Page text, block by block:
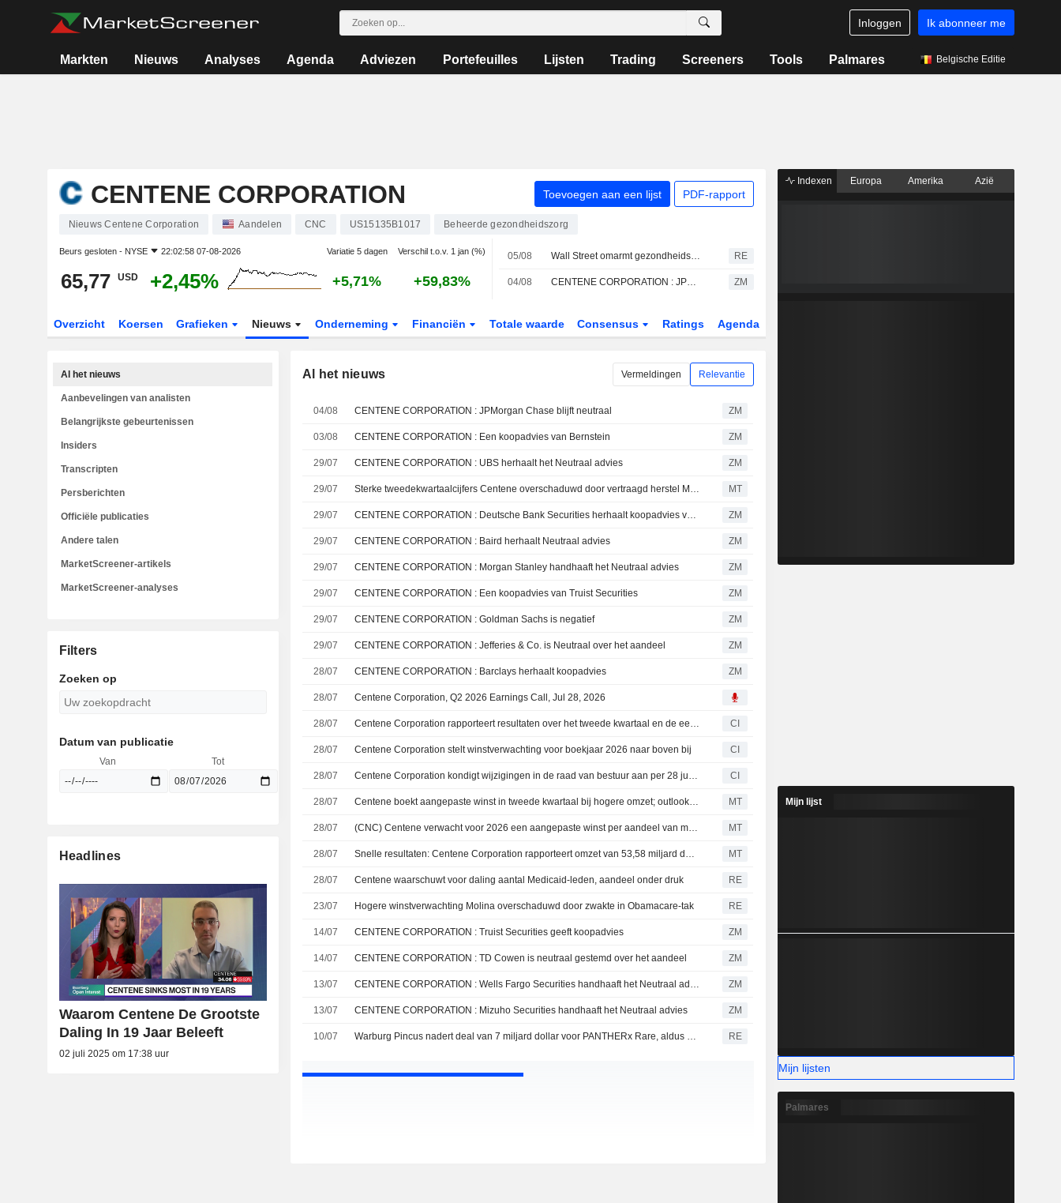
Inloggen Ik abonneer me
Markten Nieuws Analyses Agenda Adviezen Portefeuilles Lijsten Trading Screeners Tools Palmares Belgische Editie
CENTENE CORPORATION Toevoegen aan een lijst PDF-rapport
Nieuws Centene Corporation Aandelen CNC US15135B1017 Beheerde gezondheidszorg
Beurs gesloten - NYSE 22:02:58 07-08-2026 Variatie 5 dagen Verschil t.o.v. 1 jan (%)
65,77 USD +2,45% +5,71% +59,83%
05/08 Wall Street omarmt gezondheidszorg nu techsector onder druk staat RE
04/08 CENTENE CORPORATION : JPMorgan Chase blijft neutraal ZM
Overzicht Koersen Grafieken Nieuws Onderneming Financiën Totale waarde Consensus Ratings Agenda
Al het nieuws Vermeldingen Relevantie
04/08 CENTENE CORPORATION : JPMorgan Chase blijft neutraal ZM
03/08 CENTENE CORPORATION : Een koopadvies van Bernstein ZM
29/07 CENTENE CORPORATION : UBS herhaalt het Neutraal advies ZM
29/07 Sterke tweedekwartaalcijfers Centene overschaduwd door vertraagd herstel Medicaid-marges, aldus RBC MT
29/07 CENTENE CORPORATION : Deutsche Bank Securities herhaalt koopadvies voor het aandeel ZM
29/07 CENTENE CORPORATION : Baird herhaalt Neutraal advies ZM
29/07 CENTENE CORPORATION : Morgan Stanley handhaaft het Neutraal advies ZM
29/07 CENTENE CORPORATION : Een koopadvies van Truist Securities ZM
29/07 CENTENE CORPORATION : Goldman Sachs is negatief ZM
29/07 CENTENE CORPORATION : Jefferies & Co. is Neutraal over het aandeel ZM
28/07 CENTENE CORPORATION : Barclays herhaalt koopadvies ZM
28/07 Centene Corporation, Q2 2026 Earnings Call, Jul 28, 2026
28/07 Centene Corporation rapporteert resultaten over het tweede kwartaal en de eerste zes maanden eindigend op 30 juni 2026 CI
28/07 Centene Corporation stelt winstverwachting voor boekjaar 2026 naar boven bij CI
28/07 Centene Corporation kondigt wijzigingen in de raad van bestuur aan per 28 juli 2026 CI
28/07 Centene boekt aangepaste winst in tweede kwartaal bij hogere omzet; outlook voor aangepaste winst per aandeel en omzet boekjaar 2026 verhoogd MT
28/07 (CNC) Centene verwacht voor 2026 een aangepaste winst per aandeel van meer dan 4,80 dollar, tegenover een FactSet-consensus van 3,51 dollar MT
28/07 Snelle resultaten: Centene Corporation rapporteert omzet van 53,58 miljard dollar in het tweede kwartaal, tegenover een FactSet-prognose van 47,64 miljard dollar MT
28/07 Centene waarschuwt voor daling aantal Medicaid-leden, aandeel onder druk RE
23/07 Hogere winstverwachting Molina overschaduwd door zwakte in Obamacare-tak RE
14/07 CENTENE CORPORATION : Truist Securities geeft koopadvies ZM
14/07 CENTENE CORPORATION : TD Cowen is neutraal gestemd over het aandeel ZM
13/07 CENTENE CORPORATION : Wells Fargo Securities handhaaft het Neutraal advies ZM
13/07 CENTENE CORPORATION : Mizuho Securities handhaaft het Neutraal advies ZM
10/07 Warburg Pincus nadert deal van 7 miljard dollar voor PANTHERx Rare, aldus WSJ RE
Al het nieuws
Aanbevelingen van analisten
Belangrijkste gebeurtenissen
Insiders
Transcripten
Persberichten
Officiële publicaties
Andere talen
MarketScreener-artikels
MarketScreener-analyses
Filters
Zoeken op
Datum van publicatie
Van Tot
Headlines
Waarom Centene De Grootste
Daling In 19 Jaar Beleeft
02 juli 2025 om 17:38 uur
Indexen Europa Amerika Azië
Mijn lijst
Mijn lijsten
Palmares